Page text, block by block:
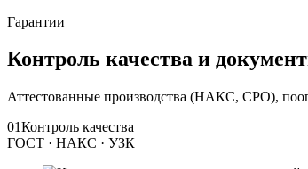
Гарантии
Контроль качества и
Аттестованные производства (НАКС, СРО),
01Контроль качества
ГОСТ · НАКС · УЗК